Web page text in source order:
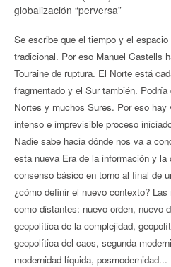
Se escribe que el tiempo y el
tradicional. Por eso Manuel Castells
Touraine de ruptura. El Norte está
fragmentado y el Sur también.
Nortes y muchos Sures. Por eso
intenso e imprevisible proceso
Nadie sabe hacia dónde nos va a
esta nueva Era de la información y
consenso básico en torno al final de
¿cómo definir el nuevo contexto?
como distantes: nuevo orden, nuevo
geopolítica de la complejidad,
geopolítica del caos, segunda
modernidad líquida,